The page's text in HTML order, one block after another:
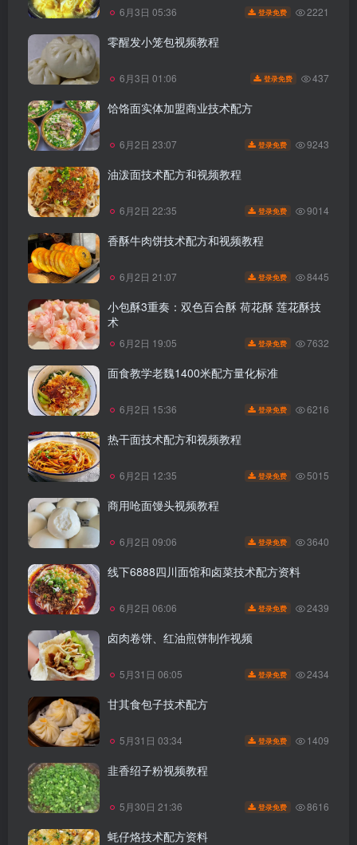
6月3日 05:36 登录免费 2221
零醒发小笼包视频教程
6月3日 01:06 登录免费 437
饸饹面实体加盟商业技术配方
6月2日 23:07 登录免费 9243
油泼面技术配方和视频教程
6月2日 22:35 登录免费 9014
香酥牛肉饼技术配方和视频教程
6月2日 21:07 登录免费 8445
小包酥3重奏：双色百合酥 荷花酥 莲花酥技
术
6月2日 19:05 登录免费 7632
面食教学老魏1400米配方量化标准
6月2日 15:36 登录免费 6216
热干面技术配方和视频教程
6月2日 12:35 登录免费 5015
商用呛面馒头视频教程
6月2日 09:06 登录免费 3640
线下6888四川面馆和卤菜技术配方资料
6月2日 06:06 登录免费 2439
卤肉卷饼、红油煎饼制作视频
5月31日 06:05 登录免费 2434
甘其食包子技术配方
5月31日 03:34 登录免费 1409
韭香绍子粉视频教程
5月30日 21:36 登录免费 8616
蚝仔烙技术配方资料